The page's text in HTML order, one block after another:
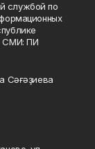
службой по
СМИ: ПИ
Сәғәҙиева